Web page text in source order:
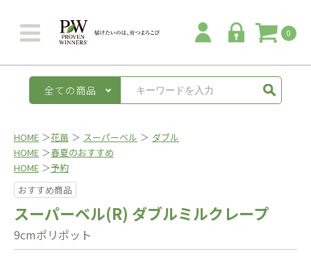
0
全ての商品
HOME ＞花苗 ＞ スーパーベル ＞ ダブル
HOME ＞春夏のおすすめ
HOME ＞予約
おすすめ商品
スーパーベル(R) ダブルミルクレープ
9cmポリポット